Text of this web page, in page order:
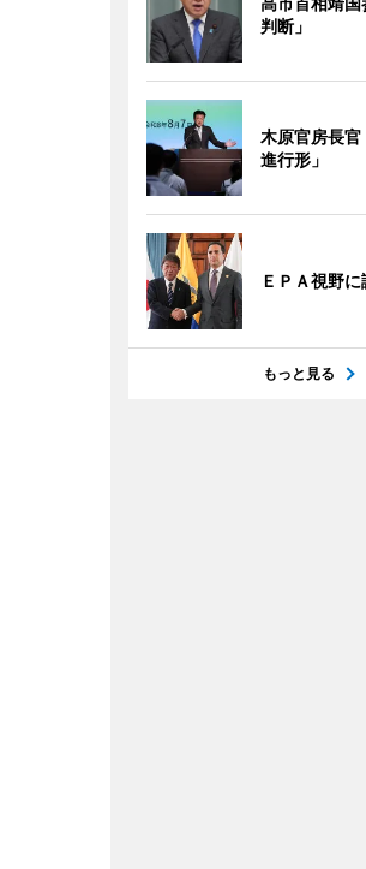
判断」
木原官房長
進行形」
ＥＰＡ視野
もっと見る